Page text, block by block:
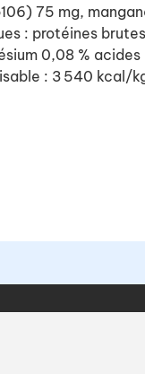
75 mg,
: protéines
0,08 %
: 3 540 kcal/